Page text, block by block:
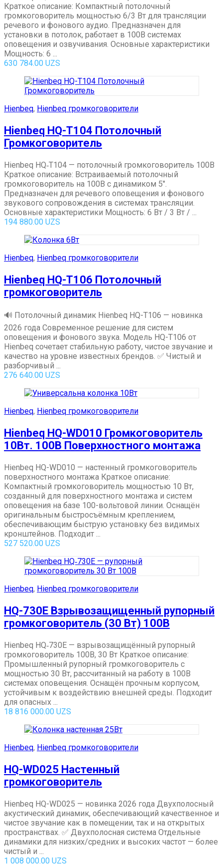
Краткое описание: Компактный потолочный
громкоговоритель мощностью 6/3 Вт для трансляции
речевого и фонового аудио. Предназначен для
установки в потолок, работает в 100В системах
оповещения и озвучивания. Основные характеристики
Мощность: 6 ...
630 784.00 UZS
Hienbeq, Hienbeq громкоговорители
Hienbeq HQ-T104 Потолочный
Громкоговоритель
Hienbeq HQ‑T104 — потолочный громкоговоритель 100В
Краткое описание: Встраиваемый потолочный
громкоговоритель на 100В с динамиком 5″.
Предназначен для речевого оповещения и фонового
звукового сопровождения в системах трансляции.
Основные характеристики Мощность: 6 Вт / 3 Вт / ...
194 880.00 UZS
Hienbeq, Hienbeq громкоговорители
Hienbeq HQ-T106 Потолочный
громкоговоритель
🔊 Потолочный динамик Hienbeq HQ-T106 — новинка
2026 года Современное решение для систем
оповещения и фонового звука. Модель HQ-T106 от
Hienbeq сочетает стабильную работу, чистое звучание и
качество на уровне известных брендов. ✅ Чистый и
разборчивый ...
276 640.00 UZS
Hienbeq, Hienbeq громкоговорители
Hienbeq HQ-WD010 Громкоговоритель
10Вт. 100В Поверхностного монтажа
Hienbeq HQ-WD010 — настенный громкоговоритель
поверхностного монтажа Краткое описание:
Компактный громкоговоритель мощностью 10 Вт,
созданный для поверхностного монтажа и систем
оповещения на базе 100-вольтовой линии. Оснащён
оригинальным быстросъёмным креплением,
обеспечивающим быструю установку без видимых
кронштейнов. Подходит ...
527 520.00 UZS
Hienbeq, Hienbeq громкоговорители
HQ-730E Взрывозащищенный рупорный
громкоговоритель (30 Вт) 100В
Hienbeq HQ‑730E — взрывозащищённый рупорный
громкоговоритель 100В, 30 Вт Краткое описание:
Промышленный рупорный громкоговоритель с
мощностью 30 Вт, рассчитанный на работу в 100В
системах оповещения. Оснащён прочным корпусом,
устойчивым к воздействию внешней среды. Подходит
для опасных ...
18 816 000.00 UZS
Hienbeq, Hienbeq громкоговорители
HQ-WD025 Настенный
громкоговоритель
Hienbeq HQ-WD025 — новинка 2026 года Двухполосный
акустический динамик, обеспечивающий качественное и
чистое звучание как в помещении, так и на открытых
пространствах. ✅ Двухполосная система Отдельные
динамики для низких/средних и высоких частот — более
чистый и ...
1 008 000.00 UZS